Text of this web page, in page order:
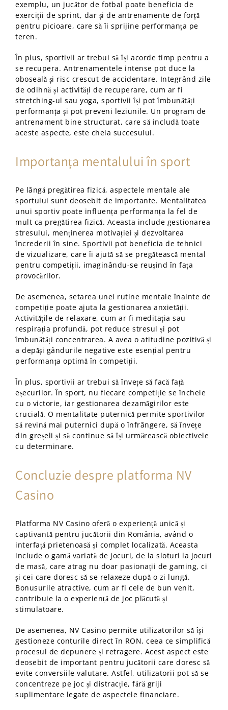
exemplu, un jucător de fotbal poate beneficia de
exerciții de sprint, dar și de antrenamente de forță
pentru picioare, care să îi sprijine performanța pe
teren.
În plus, sportivii ar trebui să își acorde timp pentru a
se recupera. Antrenamentele intense pot duce la
oboseală și risc crescut de accidentare. Integrând zile
de odihnă și activități de recuperare, cum ar fi
stretching-ul sau yoga, sportivii își pot îmbunătăți
performanța și pot preveni leziunile. Un program de
antrenament bine structurat, care să includă toate
aceste aspecte, este cheia succesului.
Importanța mentalului în sport
Pe lângă pregătirea fizică, aspectele mentale ale
sportului sunt deosebit de importante. Mentalitatea
unui sportiv poate influența performanța la fel de
mult ca pregătirea fizică. Aceasta include gestionarea
stresului, menținerea motivației și dezvoltarea
încrederii în sine. Sportivii pot beneficia de tehnici
de vizualizare, care îi ajută să se pregătească mental
pentru competiții, imaginându-se reușind în fața
provocărilor.
De asemenea, setarea unei rutine mentale înainte de
competiție poate ajuta la gestionarea anxietății.
Activitățile de relaxare, cum ar fi meditația sau
respirația profundă, pot reduce stresul și pot
îmbunătăți concentrarea. A avea o atitudine pozitivă și
a depăși gândurile negative este esențial pentru
performanța optimă în competiții.
În plus, sportivii ar trebui să învețe să facă față
eșecurilor. În sport, nu fiecare competiție se încheie
cu o victorie, iar gestionarea dezamăgirilor este
crucială. O mentalitate puternică permite sportivilor
să revină mai puternici după o înfrângere, să învețe
din greșeli și să continue să își urmărească obiectivele
cu determinare.
Concluzie despre platforma NV
Casino
Platforma NV Casino oferă o experiență unică și
captivantă pentru jucătorii din România, având o
interfață prietenoasă și complet localizată. Aceasta
include o gamă variată de jocuri, de la sloturi la jocuri
de masă, care atrag nu doar pasionații de gaming, ci
și cei care doresc să se relaxeze după o zi lungă.
Bonusurile atractive, cum ar fi cele de bun venit,
contribuie la o experiență de joc plăcută și
stimulatoare.
De asemenea, NV Casino permite utilizatorilor să își
gestioneze conturile direct în RON, ceea ce simplifică
procesul de depunere și retragere. Acest aspect este
deosebit de important pentru jucătorii care doresc să
evite conversiile valutare. Astfel, utilizatorii pot să se
concentreze pe joc și distracție, fără griji
suplimentare legate de aspectele financiare.